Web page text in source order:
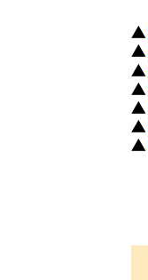
▲
▲
▲
▲
▲
▲
▲